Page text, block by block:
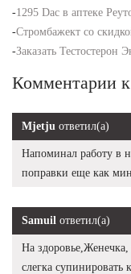
-1295 Dac в аптеке
-Стромбажект со
-Заказать Тестостерон
Комментарии
Mjetju ответил(а)
Напоминал работу в
поправки еще как
Samuil ответил(а)
На
слегка супинировать